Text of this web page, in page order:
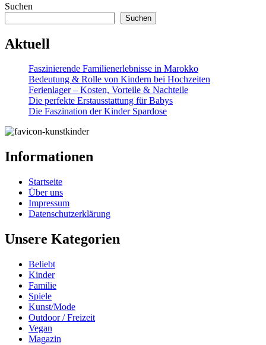
Suchen
Suchen
Aktuell
Faszinierende Familienerlebnisse in Marokko
Bedeutung & Rolle von Kindern bei Hochzeiten
Ferienlager – Kosten, Vorteile & Nachteile
Die perfekte Erstausstattung für Babys
Die Faszination der Kinder Spardose
Informationen
Startseite
Über uns
Impressum
Datenschutzerklärung
Unsere Kategorien
Beliebt
Kinder
Familie
Spiele
Kunst/Mode
Outdoor / Freizeit
Vegan
Magazin